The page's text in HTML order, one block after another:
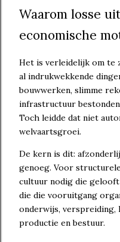
Waarom losse
economische
Het is verleidelijk om te
al indrukwekkende
bouwwerken, slimme
infrastructuur
Toch leidde dat niet
welvaartsgroei.
De kern is dit:
genoeg. Voor
cultuur nodig die
die die vooruitgang
onderwijs,
productie en bestuur.